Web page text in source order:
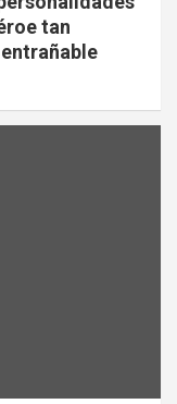
tan